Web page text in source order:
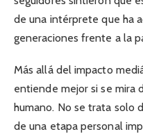
de una intérprete que ha
generaciones frente a la
Más allá del impacto
entiende mejor si se mira
humano. No se trata solo
de una etapa personal